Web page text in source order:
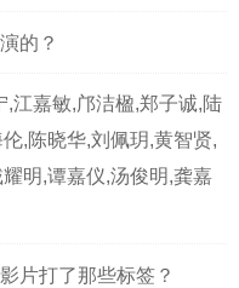
的？
,江嘉敏,邝洁楹,郑子诚,陆
,陈晓华,刘佩玥,黄智贤,
明,谭嘉仪,汤俊明,龚嘉
片打了那些标签？